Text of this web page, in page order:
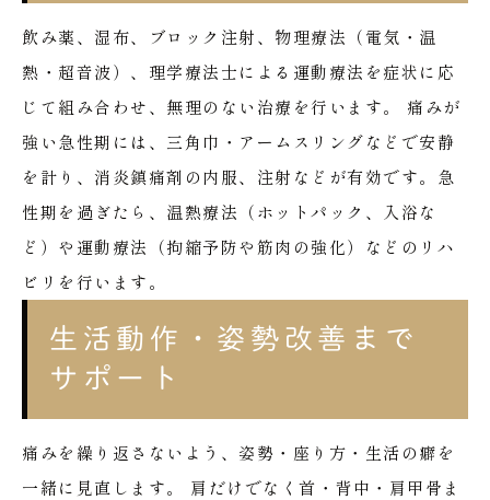
飲み薬、湿布、ブロック注射、物理療法（電気・温
熱・超音波）、理学療法士による運動療法を症状に応
じて組み合わせ、無理のない治療を行います。
痛みが
強い急性期には、三角巾・アームスリングなどで安静
を計り、消炎鎮痛剤の内服、注射などが有効です。急
性期を過ぎたら、温熱療法（ホットパック、入浴な
ど）や運動療法（拘縮予防や筋肉の強化）などのリハ
ビリを行います。
生活動作・姿勢改善まで
サポート
痛みを繰り返さないよう、姿勢・座り方・生活の癖を
一緒に見直します。
肩だけでなく首・背中・肩甲骨ま